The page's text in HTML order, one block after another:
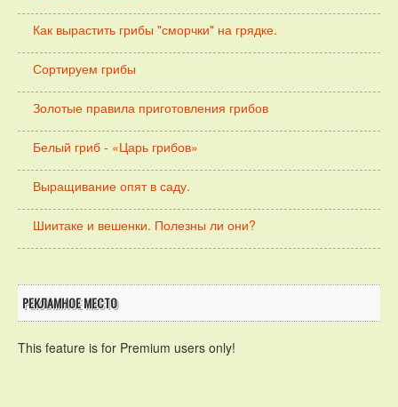
Как вырастить грибы "сморчки" на грядке.
Сортируем грибы
Золотые правила приготовления грибов
Белый гриб - «Царь грибов»
Выращивание опят в саду.
Шиитаке и вешенки. Полезны ли они?
РЕКЛАМНОЕ МЕСТО
This feature is for Premium users only!